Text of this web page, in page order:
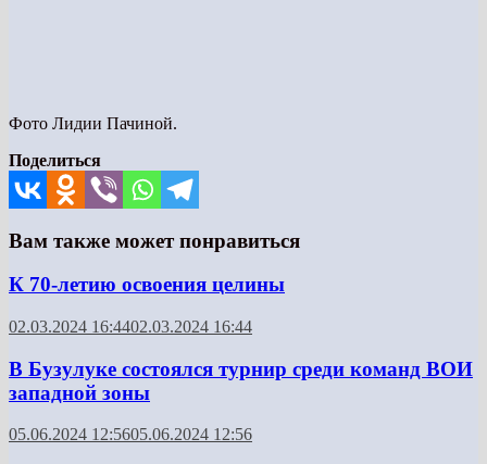
Фото Лидии Пачиной.
Поделиться
Вам также может понравиться
К 70-летию освоения целины
02.03.2024 16:4402.03.2024 16:44
В Бузулуке состоялся турнир среди команд ВОИ
западной зоны
05.06.2024 12:5605.06.2024 12:56